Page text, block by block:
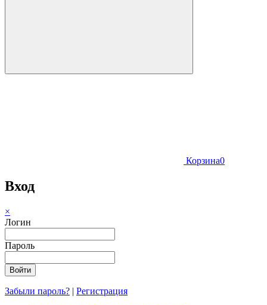
Корзина0
Вход
×
Логин
Пароль
Забыли пароль? | Регистрация